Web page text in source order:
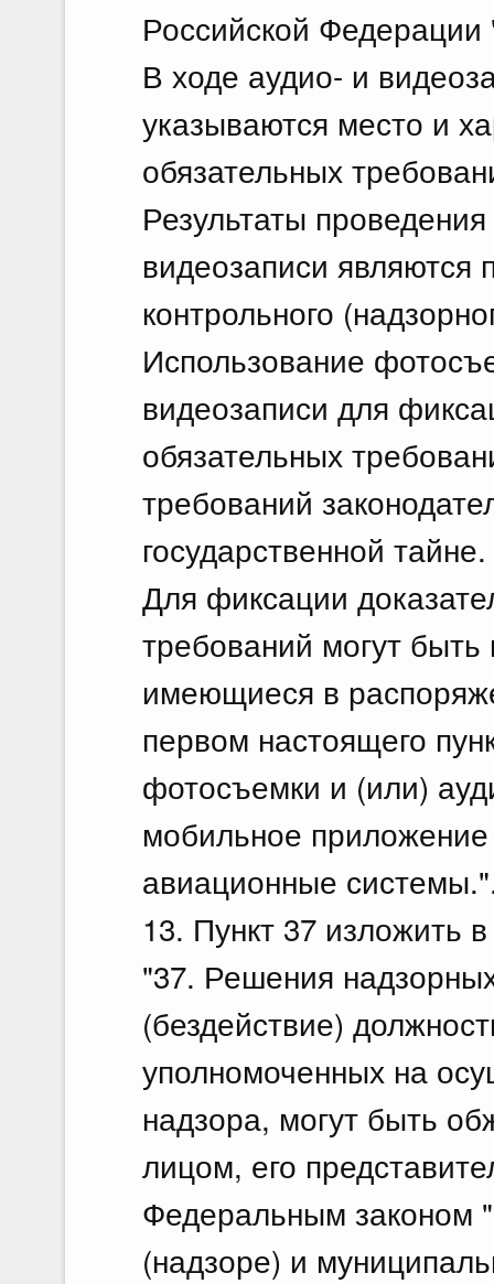
Российской
В ходе аудио- и
указываются место и
обязательных
Результаты
видеозаписи являются
контрольного
Использование
видеозаписи для
обязательных
требований
государственной тайне.
Для фиксации
требований могут
имеющиеся в
первом настоящего
фотосъемки и (или)
мобильное
авиационные
13. Пункт 37 изложить
"37. Решения
(бездействие)
уполномоченных на
надзора, могут быть
лицом, его
Федеральным законом
(надзоре) и